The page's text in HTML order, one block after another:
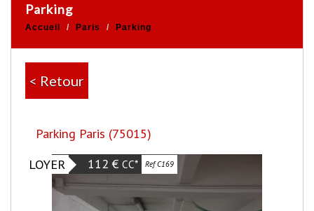
parking
Accueil Paris Parking
< Retour
Parking Paris (75015)
LOYER
112 € CC* Ref C169